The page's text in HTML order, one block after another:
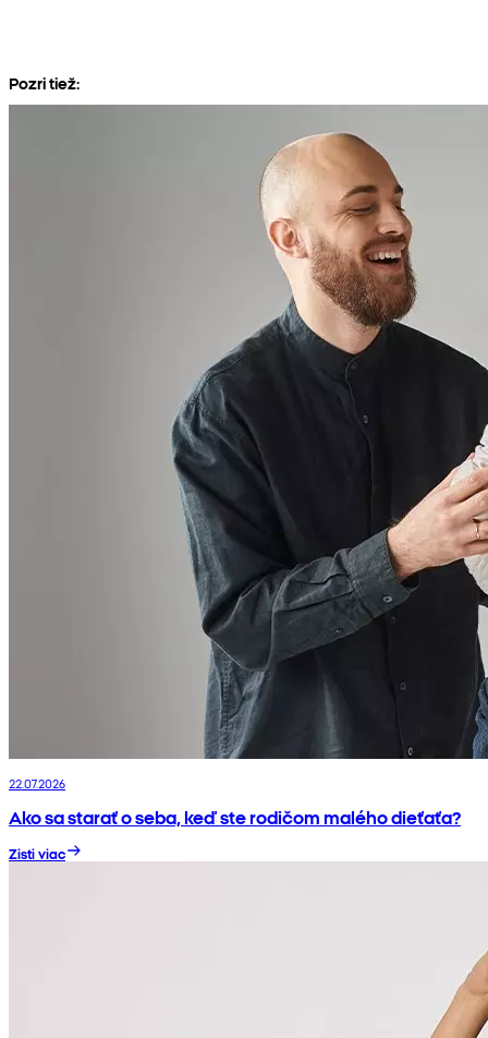
Pozri tiež:
22.07.2026
Ako sa starať o seba, keď ste rodičom malého dieťaťa?
Zisti viac